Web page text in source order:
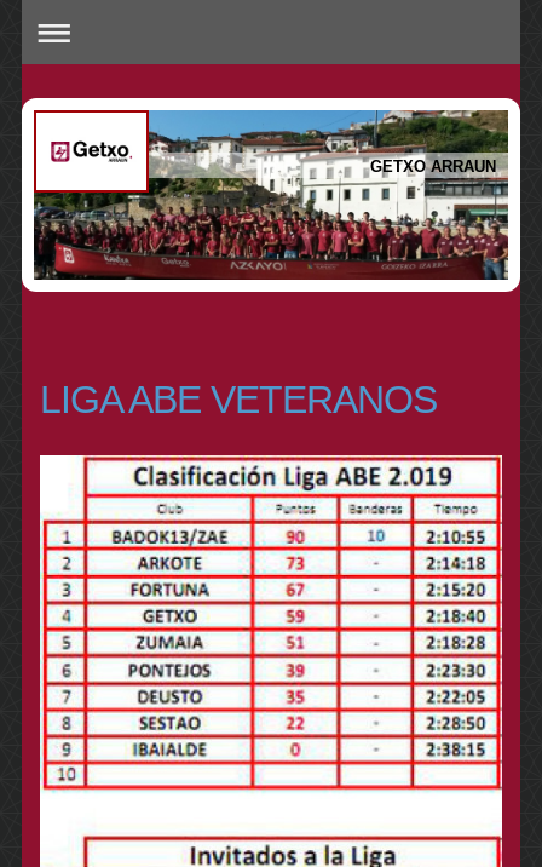
GETXO ARRAUN
LIGA ABE VETERANOS